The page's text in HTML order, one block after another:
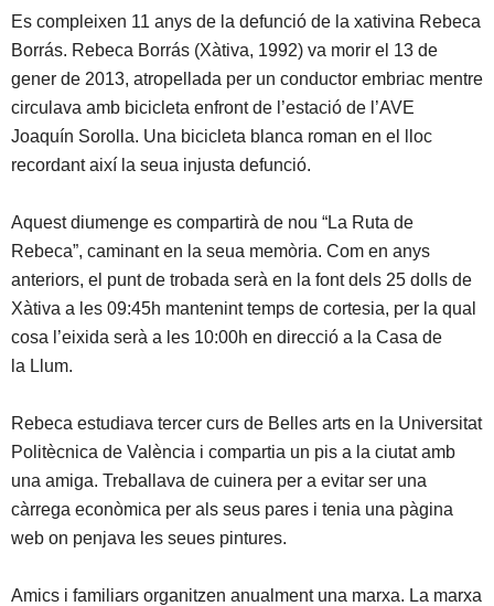
Es compleixen 11 anys de la defunció de la xativina Rebeca
Borrás. Rebeca Borrás (Xàtiva, 1992) va morir el 13 de
gener de 2013, atropellada per un conductor embriac mentre
circulava amb bicicleta enfront de l’estació de l’AVE
Joaquín Sorolla. Una bicicleta blanca roman en el lloc
recordant així la seua injusta defunció.
Aquest diumenge es compartirà de nou “La Ruta de
Rebeca”, caminant en la seua memòria. Com en anys
anteriors, el punt de trobada serà en la font dels 25 dolls de
Xàtiva a les 09:45h mantenint temps de cortesia, per la qual
cosa l’eixida serà a les 10:00h en direcció a la Casa de
la Llum.
Rebeca estudiava tercer curs de Belles arts en la Universitat
Politècnica de València i compartia un pis a la ciutat amb
una amiga. Treballava de cuinera per a evitar ser una
càrrega econòmica per als seus pares i tenia una pàgina
web on penjava les seues pintures.
Amics i familiars organitzen anualment una marxa. La marxa